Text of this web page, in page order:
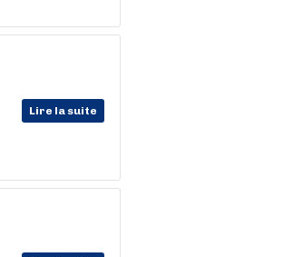
Lire la suite